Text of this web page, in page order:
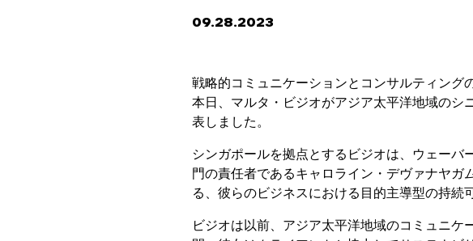
09.28.2023
戦略的コミュニケーションとコンサルティング
本日、マルタ・ビジオがアジア太平洋地域のシ
表しました。
シンガポールを拠点とするビジオは、ウェー
門の責任者であるキャロライン・デヴァナヤ
る、彼らのビジネスにおける目的主導型の持続
ビジオは以前、アジア太平洋地域のコミュニ